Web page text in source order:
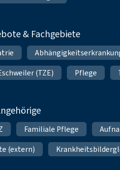
& Fachgebiete
(TZE)
Pflege
Familiale Pflege
(extern)